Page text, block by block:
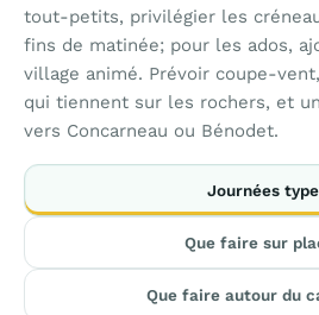
tout-petits, privilégier les
fins de matinée; pour les ados,
village animé. Prévoir coupe-
qui tiennent sur les rochers, et
vers Concarneau ou Bénodet.
Journées
Que faire sur
Que faire autour du